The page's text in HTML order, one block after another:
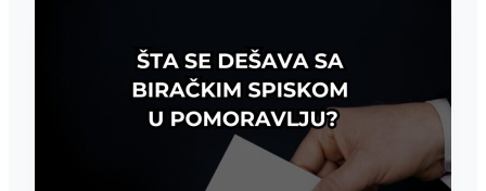
BIROKRATSKOG
NEMARA